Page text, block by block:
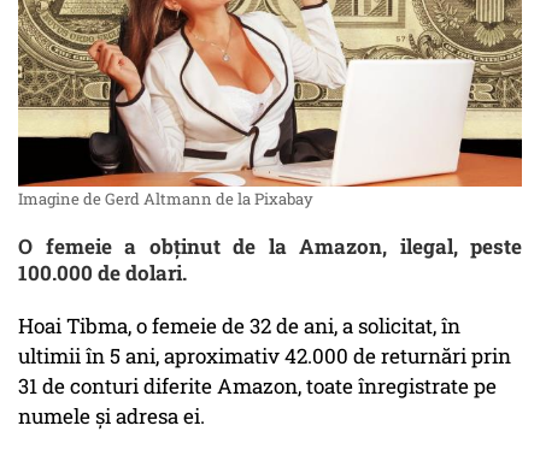
Imagine de Gerd Altmann de la Pixabay
O femeie a obținut de la Amazon, ilegal, peste
100.000 de dolari.
Hoai Tibma, o femeie de 32 de ani, a solicitat, în
ultimii în 5 ani, aproximativ 42.000 de returnări prin
31 de conturi diferite Amazon, toate înregistrate pe
numele și adresa ei.